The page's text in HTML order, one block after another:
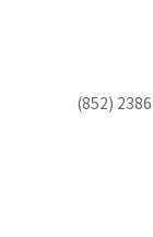
(852)